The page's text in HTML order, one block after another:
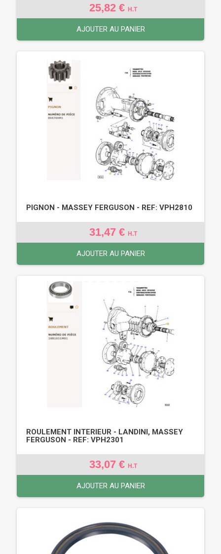
25,82 € H.T
AJOUTER AU PANIER
PIGNON - MASSEY FERGUSON - REF: VPH2810
31,47 € H.T
AJOUTER AU PANIER
ROULEMENT INTERIEUR - LANDINI, MASSEY
FERGUSON - REF: VPH2301
33,07 € H.T
AJOUTER AU PANIER